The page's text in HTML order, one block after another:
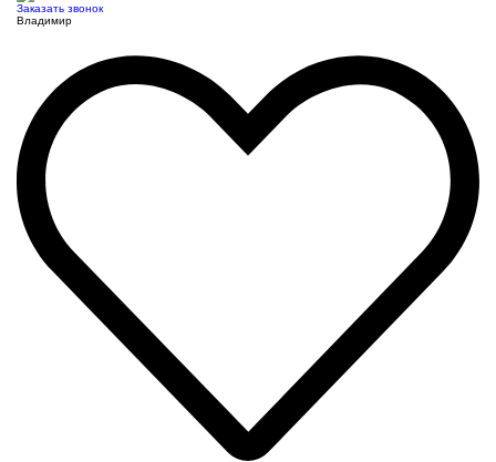
Заказать звонок
Владимир